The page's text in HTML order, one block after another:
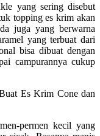
yang sering disebut
topping es krim akan
juga yang berwarna
yang terbuat dari
bisa dibuat dengan
campurannya cukup
Es Krim Cone dan
permen kecil yang